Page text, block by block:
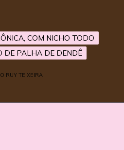
COM NICHO TODO
DE PALHA DE DENDÊ
COM NICHO TODO
DE PALHA DE DENDÊ
RUY TEIXEIRA